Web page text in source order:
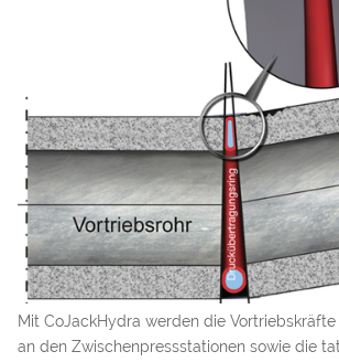
Mit CoJackHydra werden die
an den Zwischenpressstationen sowie die